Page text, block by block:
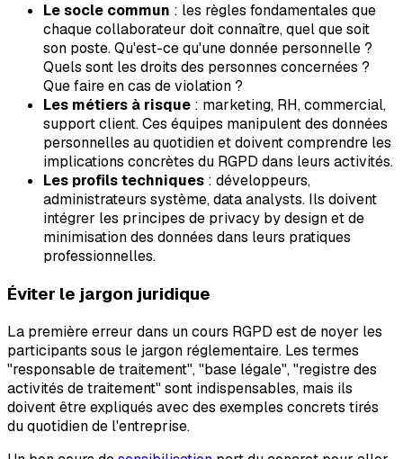
Le socle commun : les règles fondamentales que
chaque collaborateur doit connaître, quel que soit
son poste. Qu'est-ce qu'une donnée personnelle ?
Quels sont les droits des personnes concernées ?
Que faire en cas de violation ?
Les métiers à risque : marketing, RH, commercial,
support client. Ces équipes manipulent des données
personnelles au quotidien et doivent comprendre les
implications concrètes du RGPD dans leurs activités.
Les profils techniques : développeurs,
administrateurs système, data analysts. Ils doivent
intégrer les principes de privacy by design et de
minimisation des données dans leurs pratiques
professionnelles.
Éviter le jargon juridique
La première erreur dans un cours RGPD est de noyer les
participants sous le jargon réglementaire. Les termes
"responsable de traitement", "base légale", "registre des
activités de traitement" sont indispensables, mais ils
doivent être expliqués avec des exemples concrets tirés
du quotidien de l'entreprise.